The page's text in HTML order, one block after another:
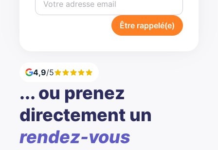
Être rappelé(e)
4,9/5
... ou prenez
directement un
rendez-vous